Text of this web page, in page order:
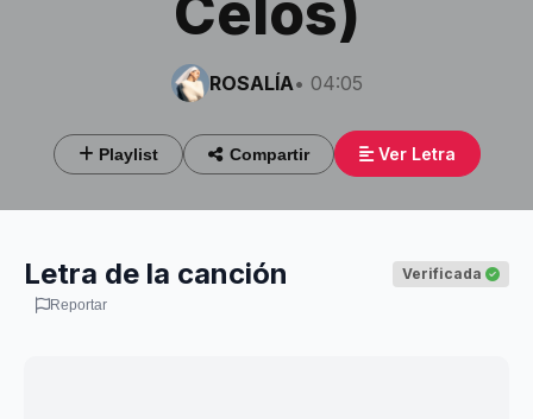
ROSALÍA• 04:05
Playlist Compartir Ver Letra
Letra de la canción Verificada
Reportar